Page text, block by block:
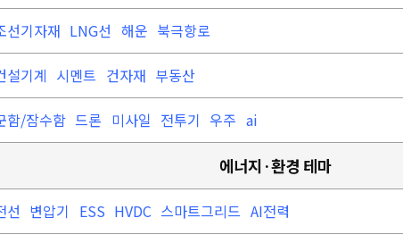
선기자재 LNG선 해운 북극항로
설기계 시멘트 건자재 부동산
함/잠수함 드론 미사일 전투기 우주 ai
에너지·환경 테마
선 변압기 ESS HVDC 스마트그리드 AI전력